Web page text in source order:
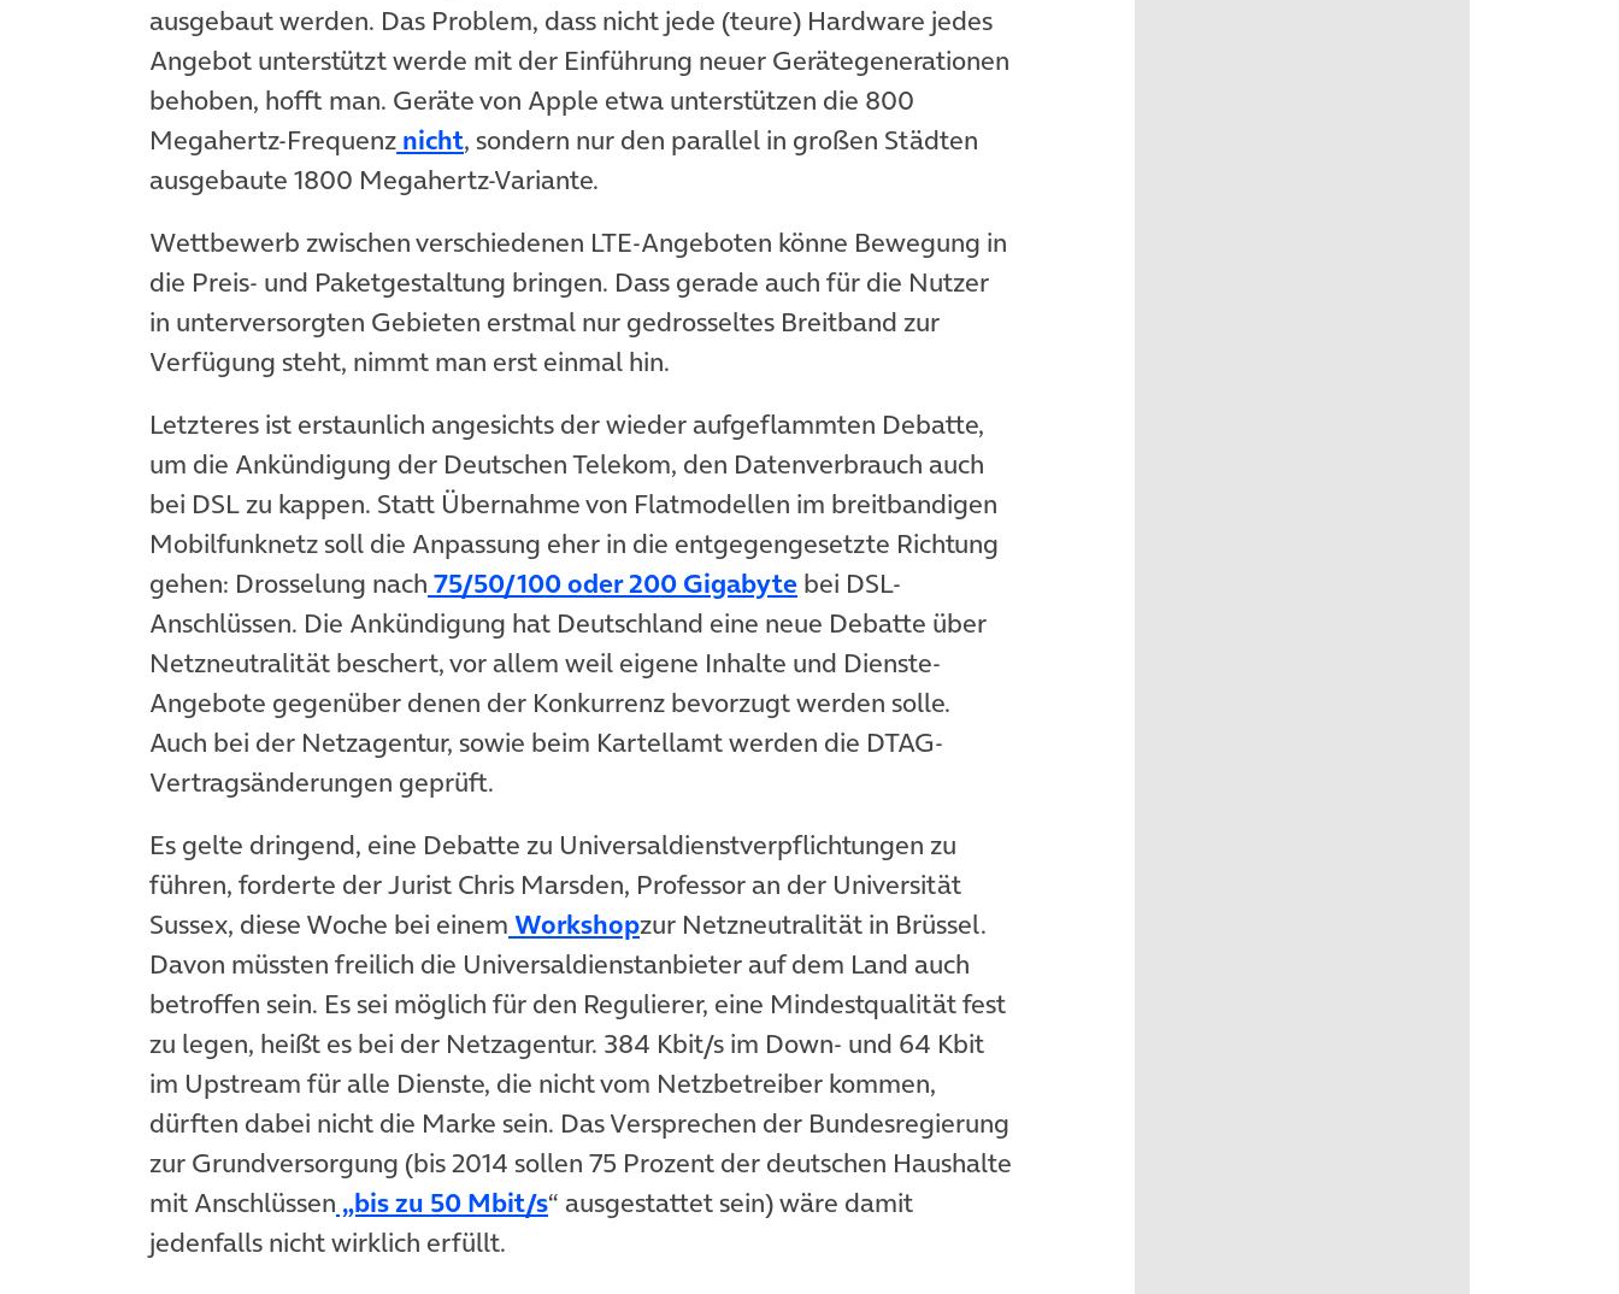
ausgebaut werden. Das Problem, dass nicht jede (teure) Hardware jedes
Angebot unterstützt werde mit der Einführung neuer Gerätegenerationen
behoben, hofft man. Geräte von Apple etwa unterstützen die 800
Megahertz-Frequenz nicht(öffnet in neuem Tab)
, sondern nur den parallel in großen Städten
ausgebaute 1800 Megahertz-Variante.
Wettbewerb zwischen verschiedenen LTE-Angeboten könne Bewegung in
die Preis- und Paketgestaltung bringen. Dass gerade auch für die Nutzer
in unterversorgten Gebieten erstmal nur gedrosseltes Breitband zur
Verfügung steht, nimmt man erst einmal hin.
Letzteres ist erstaunlich angesichts der wieder aufgeflammten Debatte,
um die Ankündigung der Deutschen Telekom, den Datenverbrauch auch
bei DSL zu kappen. Statt Übernahme von Flatmodellen im breitbandigen
Mobilfunknetz soll die Anpassung eher in die entgegengesetzte Richtung
gehen: Drosselung nach 75/50/100 oder 200 Gigabyte(öffnet in neuem Tab)
bei DSL-
Anschlüssen. Die Ankündigung hat Deutschland eine neue Debatte über
Netzneutralität beschert, vor allem weil eigene Inhalte und Dienste-
Angebote gegenüber denen der Konkurrenz bevorzugt werden solle.
Auch bei der Netzagentur, sowie beim Kartellamt werden die DTAG-
Vertragsänderungen geprüft.
Es gelte dringend, eine Debatte zu Universaldienstverpflichtungen zu
führen, forderte der Jurist Chris Marsden, Professor an der Universität
Sussex, diese Woche bei einem Workshop(öffnet in neuem Tab)
zur Netzneutralität in Brüssel.
Davon müssten freilich die Universaldienstanbieter auf dem Land auch
betroffen sein. Es sei möglich für den Regulierer, eine Mindestqualität fest
zu legen, heißt es bei der Netzagentur. 384 Kbit/s im Down- und 64 Kbit
im Upstream für alle Dienste, die nicht vom Netzbetreiber kommen,
dürften dabei nicht die Marke sein. Das Versprechen der Bundesregierung
zur Grundversorgung (bis 2014 sollen 75 Prozent der deutschen Haushalte
mit Anschlüssen „bis zu 50 Mbit/s(öffnet in neuem Tab)
“ ausgestattet sein) wäre damit
jedenfalls nicht wirklich erfüllt.